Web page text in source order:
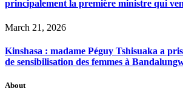
principalement la première ministre qui
March 21, 2026
Kinshasa : madame Péguy Tshisuaka a
de sensibilisation des femmes à
About